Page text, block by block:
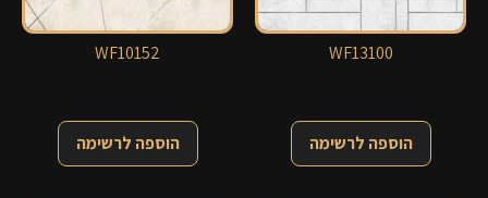
WF10152
הוספה לרשימה
WF13100
הוספה לרשימה